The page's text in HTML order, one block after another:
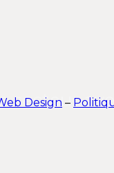
secteur
Design –